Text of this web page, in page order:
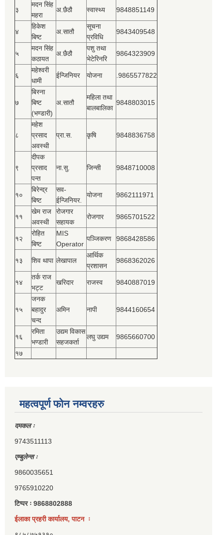
३
मदन सिंह
महरा
अ.छैठौ स्वास्थ्य 9848851149
४
हिकेश
बिष्‍ट
अ.सातौ
सूचना
प्रविधि
9843409548
५
मदन सिंह
कठायत
अ.छैठौ
पशु तथा
भेटेरिनरि
9864323909
६
महेश्‍वरी
धामी
ईन्जिनियर योजना .9865577822
७
बिस्‍ना
बिष्‍ट
(भण्डारी)
अ.सातौ
महिला तथा
बालबालिका
9848803015
८
महेश
प्रसाद
अवस्थी
प्रा.स. कृषि 9848836758
९
दीपक
प्रसाद
पन्त
ना.सु. जिन्सी 9848710008
१०
बिरेन्द्र
बिष्‍ट
सव-
ईन्जिनियर.
योजना 9862111971
११
खेम राज
अवस्थी
रोजगार
सहायक
रोजगार 9865701522
१२
रोहित
बिष्‍ट
MIS
Operator
पञ्‍जिकरण 9868428586
१३ शिव थापा लेखापाल
आर्थिक
प्रशासन
9868362026
१४
तर्क राज
भट्ट
खरिदार राजस्‍व 9840887019
१५
जनक
बहादुर
चन्द
अमिन नापी 9844160654
१६
रमिता
भण्डारी
उद्यम विकास
सहजकर्ता
लघु उद्यम 9865660700
१७
महत्वपूर्ण फोन नम्वरहरु
दमकल ः
9743511113
एम्बुलेन्स ः
9860035651
9765910220
टिप्पर ः 9868802888
ईलाका प्रहरी कार्यालय, पाटन ः